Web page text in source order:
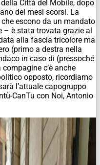
Città del Mobile, dopo
dei mesi scorsi. La
escono da un mandato
– è stata trovata grazie al
alla fascia tricolore ma
(primo a destra nella
in caso di (pressoché
c’è anche
opposto, ricordiamo
l’attuale capogruppo
CanTu con Noi, Antonio